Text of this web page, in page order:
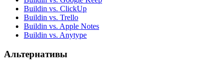
Buildin vs. ClickUp
Buildin vs. Trello
Buildin vs. Apple Notes
Buildin vs. Anytype
Альтернативы